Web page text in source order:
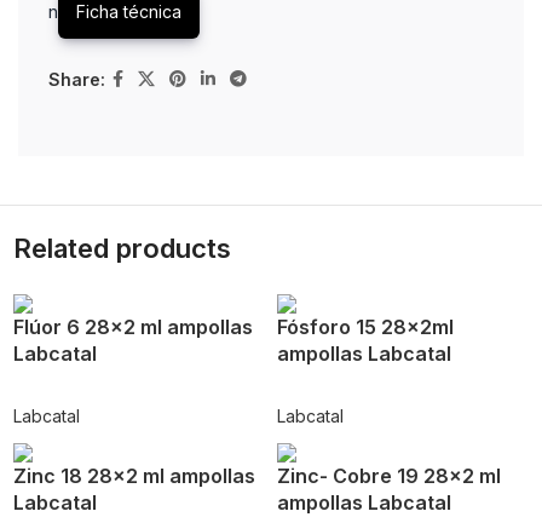
n Ficha técnica
Share:
Related products
Flúor 6 28×2 ml ampollas
Labcatal
Labcatal
Fósforo 15 28x2ml
ampollas Labcatal
Labcatal
Zinc 18 28×2 ml ampollas
Labcatal
Zinc- Cobre 19 28×2 ml
ampollas Labcatal